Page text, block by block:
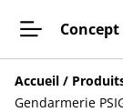
Accueil /
Gendarmerie